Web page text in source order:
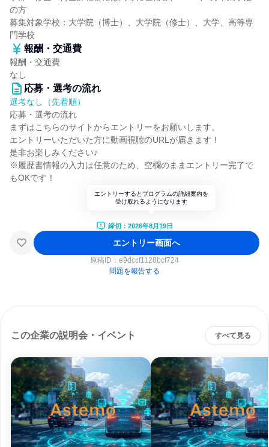
の方
募集対象学校：大学院（博士）、大学院（修士）、大学、高等専
門学校
報酬・交通費
報酬・交通費
なし
応募・選考の流れ
選考なし（先着順）
応募・選考の流れ
まずはこちらのサイトからエントリーをお願いします。
エントリーいただいた方に動画視聴のURLが届きます！
是非お楽しみください♪
※履歴書情報の入力は任意のため、空欄のままエントリー完了で
もOKです！
エントリーするとプログラムの詳細案内を
受け取れるようになります
締切：2026年8月19日
エントリー画面へ
原稿ID： e9dccf1128bcf724
問題を報告する
この企業の説明会・イベント すべて見る